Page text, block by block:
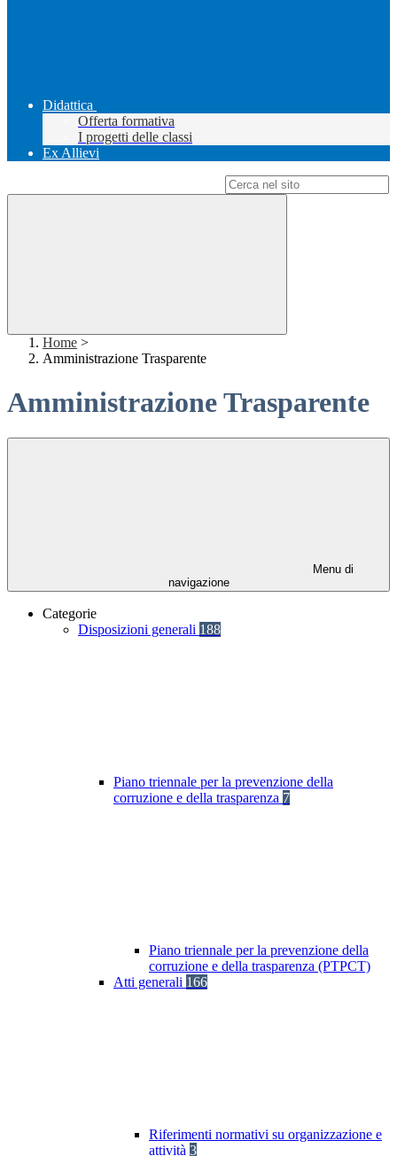
Didattica
Offerta formativa
I progetti delle classi
Ex Allievi
Home >
Amministrazione Trasparente
Amministrazione Trasparente
Menu di
navigazione
Categorie
Disposizioni generali 188
Piano triennale per la prevenzione della
corruzione e della trasparenza 7
Piano triennale per la prevenzione della
corruzione e della trasparenza (PTPCT)
Atti generali 166
Riferimenti normativi su organizzazione e
attività 3